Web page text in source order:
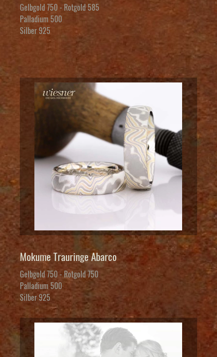
Gelbgold 750 - Rotgold 585
Palladium 500
Silber 925
Mokume Trauringe Abarco
Gelbgold 750 - Rotgold 750
Palladium 500
Silber 925